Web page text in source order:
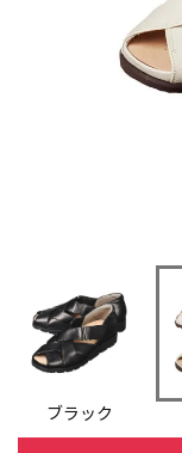
ブラック